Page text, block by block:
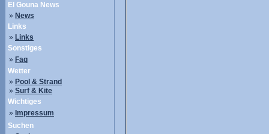
El Gouna News
» News
Links
» Links
Sonstiges
» Faq
Wetter
» Pool & Strand
» Surf & Kite
Wichtiges
» Impressum
Suchen